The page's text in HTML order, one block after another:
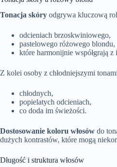
Tonacja skóry odgrywa kluczową
odcieniach brzoskwiniowego,
pastelowego różowego blondu,
które harmonijnie współgrają z
Z kolei osoby z chłodniejszymi
chłodnych,
popielatych odcieniach,
co doda im świeżości.
Dostosowanie koloru włosów do
dużych kontrastów, które mogą
Długość i struktura włosów